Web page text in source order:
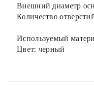
Внешний диаметр
Количество
Используемый
Цвет: черный